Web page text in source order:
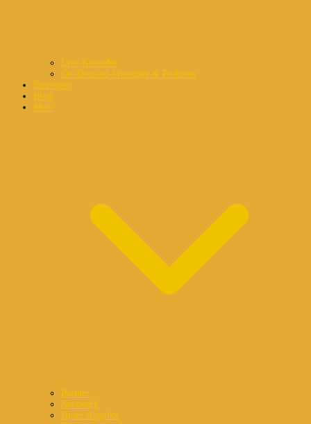
Live Kalender
On-Demand-Webinare & Podcasts
Eintragen
Blog
Mehr
Partner
Netzwerk
Unser Angebot